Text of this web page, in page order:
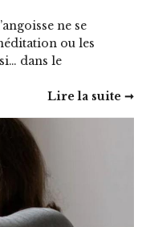
ne se
ou les
dans le
Lire la suite ➞